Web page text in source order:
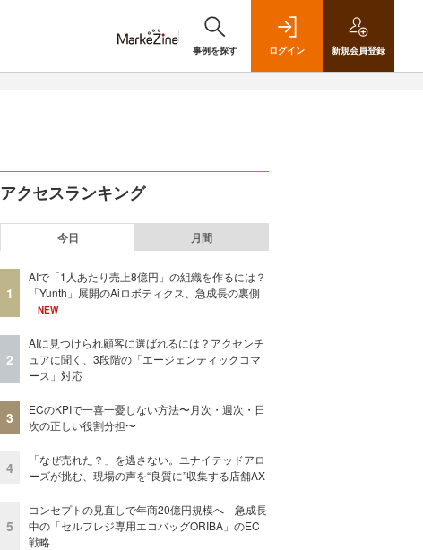
事例を探す ログイン 新規会員登録
アクセスランキング
今日 月間
1
AIで「1人あたり売上8億円」の組織を作るには？
「Yunth」展開のAiロボティクス、急成長の裏側
NEW
2
AIに見つけられ顧客に選ばれるには？アクセンチ
ュアに聞く、3段階の「エージェンティックコマ
ース」対応
3
ECのKPIで一喜一憂しない方法〜月次・週次・日
次の正しい役割分担〜
4
「なぜ売れた？」を逃さない。ユナイテッドアロ
ーズが挑む、現場の声を“良質に”収集する店舗AX
5
コンセプトの見直しで年商20億円規模へ 急成長
中の「セルフレジ専用エコバッグORIBA」のEC
戦略